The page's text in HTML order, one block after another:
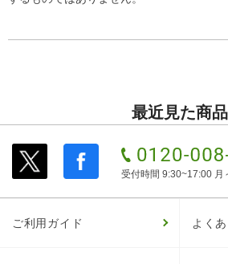
最近見た商品
受付時間 9:30~17:00 月
ご利用ガイド よく